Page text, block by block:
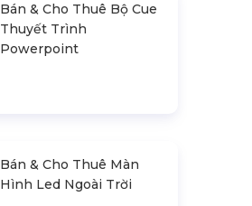
Bán & Cho Thuê Bộ Cue
Thuyết Trình
Powerpoint
Bán & Cho Thuê Màn
Hình Led Ngoài Trời